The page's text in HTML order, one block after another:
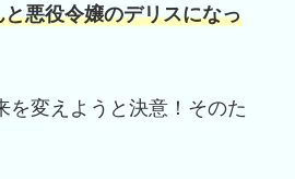
悪役令嬢のデリスになっ
を変えようと決意！そのた